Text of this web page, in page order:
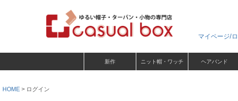
マイページ/
新作 ニット帽・ワッチ ヘアバンド
HOME ログイン